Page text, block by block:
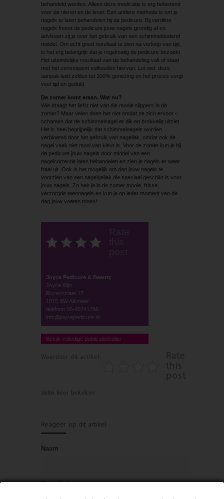
behandeld worden. Alleen deze medicatie is erg belastend
voor de nieren en de lever. Een andere methode is om je
nagels te laten behandelen bij de pedicure. Bij verdikte
nagels freest de pedicure jouw nagels grondig af en
adviseert zij je over het gebruik van een schimmeldodend
middel. Om echt goed resultaat te zien na verloop van tijd,
is het erg belangrijk dat je regelmatig de pedicure bezoekt.
Het uiteindelijke resultaat van de behandeling valt of staat
met het consequent volhouden hiervan. Let wel: deze
aanpak leidt zelden tot 100% genezing en het proces vergt
veel tijd en geduld.
De zomer komt eraan. Wat nu?
Wie draagt het liefst niet van die mooie slippers in de
zomer? Maar velen doen het niet omdat ze zich ervoor ­
schamen dat de schimmelnagel er dik en brokkelig uitziet.
Het is heel begrijpelijk dat schimmelnagels worden
verbloemd door het gebruik van nagellak, omdat ook de
nagel vaak niet mooi van kleur is. Voor de zomer kun je bij
de pedicure jouw nagels door middel van een
nagelcorrectie laten behandelen en zien je nagels er weer
fraai uit. Ook is het mogelijk om dan jouw nagels te
voorzien van een nagelgellak die speciaal geschikt is voor
jouw nagels. Zo heb je in de zomer mooie, frisse,
verzorgde teennagels en kun je op ieder moment van de
dag jouw voeten tonen!
Joyce Pedicure & Beauty
Joyce Klijn
Rozenstraat 17
1815 XW Alkmaar
telefoon 06-40241298
info@joycepedicure.nl
Bekijk volledige publicatie/editie
Waardeer dit artikel:
Rate
this
post
5886 keer bekeken
Reageer op dit artikel
Naam
E-mailadres